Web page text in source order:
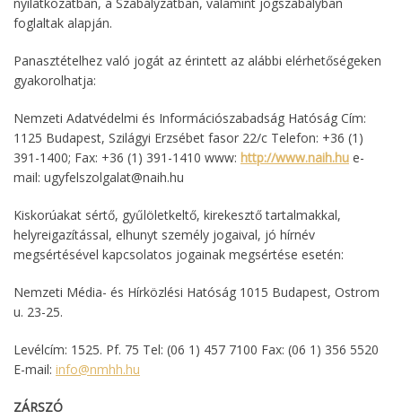
foglaltak alapján.
Panasztételhez való jogát az érintett az alábbi elérhetőségeken
gyakorolhatja:
Nemzeti Adatvédelmi és Információszabadság Hatóság Cím:
1125 Budapest, Szilágyi Erzsébet fasor 22/c Telefon: +36 (1)
391-1400; Fax: +36 (1) 391-1410 www: http://www.naih.hu e-
mail: ugyfelszolgalat@naih.hu
Kiskorúakat sértő, gyűlöletkeltő, kirekesztő tartalmakkal,
helyreigazítással, elhunyt személy jogaival, jó hírnév
megsértésével kapcsolatos jogainak megsértése esetén:
Nemzeti Média- és Hírközlési Hatóság 1015 Budapest, Ostrom
u. 23-25.
Levélcím: 1525. Pf. 75 Tel: (06 1) 457 7100 Fax: (06 1) 356 5520
E-mail: info@nmhh.hu
ZÁRSZÓ